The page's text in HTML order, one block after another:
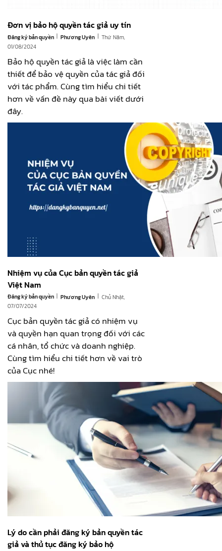
Đơn vị bảo hộ quyền tác giả uy tín
Đăng ký bản quyền | Phương Uyên | Thứ Năm,
01/08/2024
Bảo hộ quyền tác giả là việc làm cần
thiết để bảo vệ quyền của tác giả đối
với tác phẩm. Cùng tìm hiểu chi tiết
hơn về vấn đề này qua bài viết dưới
đây.
Nhiệm vụ của Cục bản quyền tác giả
Việt Nam
Đăng ký bản quyền | Phương Uyên | Chủ Nhật,
07/07/2024
Cục bản quyền tác giả có nhiệm vụ
và quyền hạn quan trọng đối với các
cá nhân, tổ chức và doanh nghiệp.
Cùng tìm hiểu chi tiết hơn về vai trò
của Cục nhé!
Lý do cần phải đăng ký bản quyền tác
giả và thủ tục đăng ký bảo hộ